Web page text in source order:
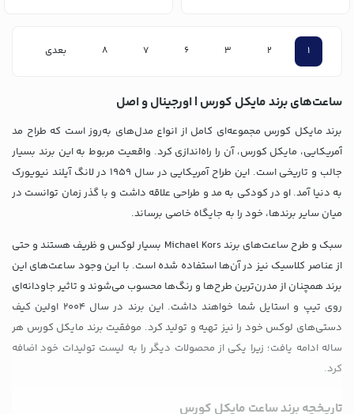
1
2
3
6
7
8 بعدی
ساعت‌های برند مایکل کورس | اورجینال و اصل
برند مایکل کورس مجموعه‌ای کامل از انواع مدل‌های به‌روز است که طراح مد
آمریکایی، مایکل کورس، آن را راه‌اندازی کرد. واقعیت مربوط به این برند بسیار
جالب و تاریخی است. این طراح آمریکایی در سال 1959 در لانگ آیلند نیویورک
به دنیا آمد. او در کودکی به مد و طراحی علاقه داشت و با گذر زمان توانست در
میان سایر برندها، خود را به جایگاه خاصی برساند.
سبک و طرح ساعت‌های برند Michael Kors بسیار لوکس و ظریف هستند و حتی
از عناصر کلاسیک نیز در آن‌ها استفاده شده است. با این وجود ساعت‌های این
برند همچنان از مدرن‌ترین طرح‌ها و رنگ‌ها محسوب می‌شوند و تاثیر جاودانه‌ای
روی تیپ و استایل شما خواهند داشت. این برند در سال 2004 اولین کیف
دستی‌های لوکس خود را نیز تهیه و تولید کرد. موفقیت برند مایکل کورس هر
ساله ادامه یافت؛ زیرا یکی از محصولات دیگر را به لیست تولیدات خود اضافه
کرد.
تاریخچه برند ساعت مایکل کورس